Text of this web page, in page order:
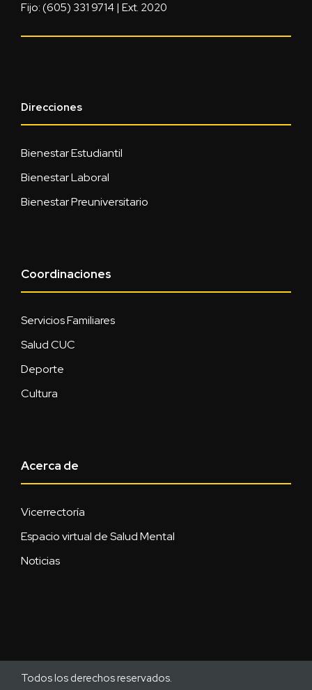
Fijo: (605) 331 9714 | Ext. 2020
Direcciones
Bienestar Estudiantil
Bienestar Laboral
Bienestar Preuniversitario
Coordinaciones
Servicios Familiares
Salud CUC
Deporte
Cultura
Acerca de
Vicerrectoría
Espacio virtual de Salud Mental
Noticias
Todos los derechos reservados.